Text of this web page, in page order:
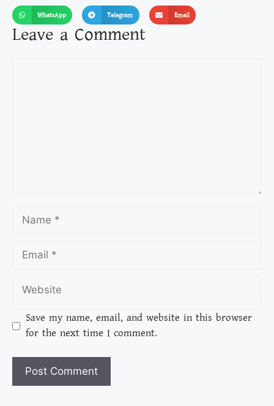
WhatsApp Telegram Email
Leave a Comment
Save my name, email, and website in this browser
for the next time I comment.